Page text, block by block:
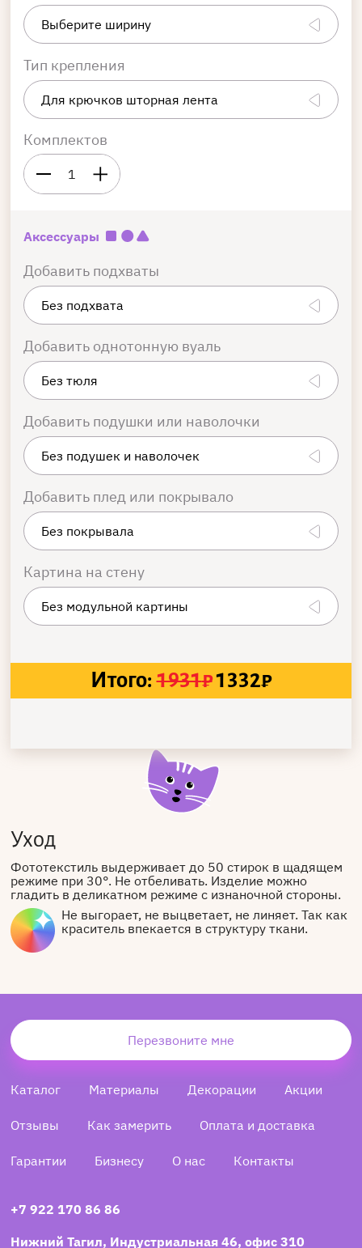
Тип крепления
Комплектов
1
Аксессуары
Добавить подхваты
Добавить однотонную вуаль
Добавить подушки или наволочки
Добавить плед или покрывало
Картина на стену
Итого: 1931₽1332₽
Уход
Фототекстиль выдерживает до 50 стирок в щадящем
режиме при 30°. Не отбеливать. Изделие можно
гладить в деликатном режиме с изнаночной стороны.
Не выгорает, не выцветает, не линяет. Так как
краситель впекается в структуру ткани.
Перезвоните мне
Каталог Материалы Декорации Акции
Отзывы Как замерить Оплата и доставка
Гарантии Бизнесу О нас Контакты
+7 922 170 86 86
Нижний Тагил, Индустриальная 46, офис 310